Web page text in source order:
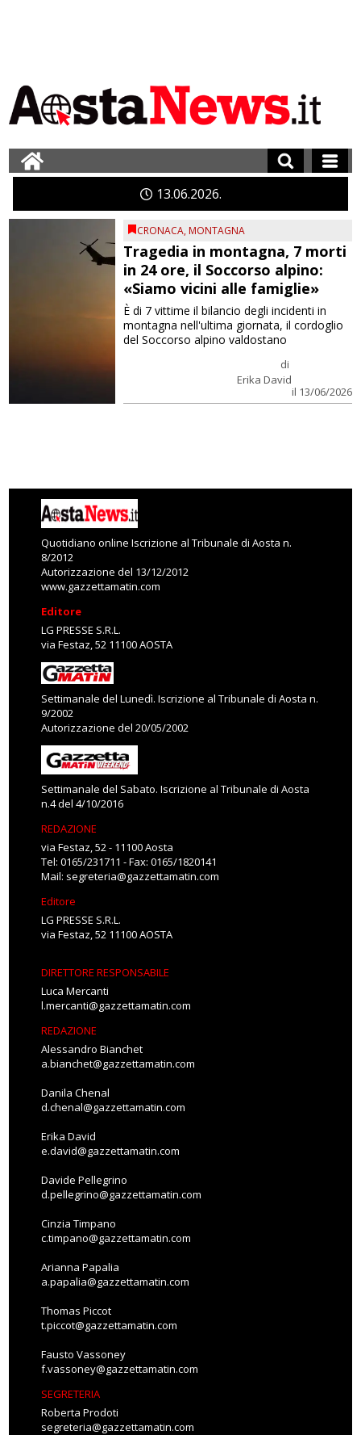
1306 2026
CRONACA, MONTAGNA
Tragedia in montagna, 7 morti
in 24 ore, il Soccorso alpino:
«Siamo vicini alle famiglie»
di
Erika David
il 13/06/2026
È di 7 vittime il bilancio degli incidenti in
montagna nell'ultima giornata, il cordoglio
del Soccorso alpino valdostano
Quotidiano online Iscrizione al Tribunale di Aosta n.
8/2012
Autorizzazione del 13/12/2012
www.gazzettamatin.com
Editore
LG PRESSE S.R.L.
via Festaz, 52 11100 AOSTA
Settimanale del Lunedì. Iscrizione al Tribunale di Aosta n.
9/2002
Autorizzazione del 20/05/2002
Settimanale del Sabato. Iscrizione al Tribunale di Aosta
n.4 del 4/10/2016
REDAZIONE
via Festaz, 52 - 11100 Aosta
Tel: 0165/231711 - Fax: 0165/1820141
Mail: segreteria@gazzettamatin.com
Editore
LG PRESSE S.R.L.
via Festaz, 52 11100 AOSTA
DIRETTORE RESPONSABILE
Luca Mercanti
l.mercanti@gazzettamatin.com
REDAZIONE
Alessandro Bianchet
a.bianchet@gazzettamatin.com
Danila Chenal
d.chenal@gazzettamatin.com
Erika David
e.david@gazzettamatin.com
Davide Pellegrino
d.pellegrino@gazzettamatin.com
Cinzia Timpano
c.timpano@gazzettamatin.com
Arianna Papalia
a.papalia@gazzettamatin.com
Thomas Piccot
t.piccot@gazzettamatin.com
Fausto Vassoney
f.vassoney@gazzettamatin.com
SEGRETERIA
Roberta Prodoti
segreteria@gazzettamatin.com